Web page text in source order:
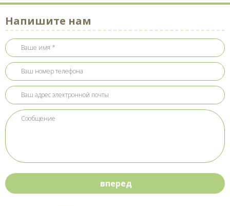
Напишите нам